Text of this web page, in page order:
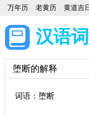
万年历 老黄历 黄道吉
汉语
堕断的解释
词语：堕断